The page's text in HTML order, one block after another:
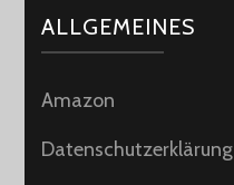
ALLGEMEINES
Amazon
Datenschutzerklärung